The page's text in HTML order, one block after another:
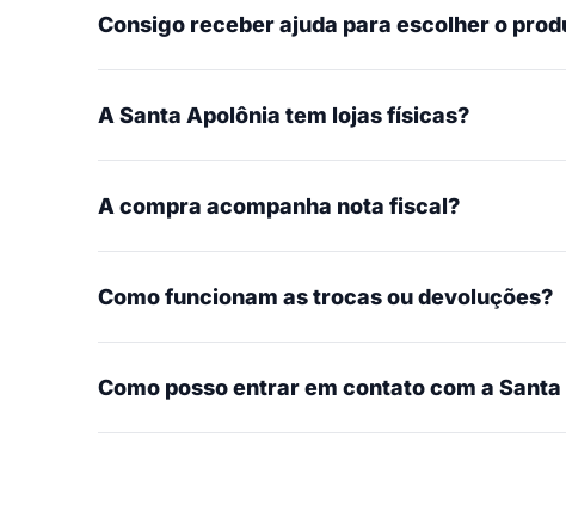
Consigo receber ajuda para escolher o
A Santa Apolônia tem lojas físicas?
A compra acompanha nota fiscal?
Como funcionam as trocas ou devoluções?
Como posso entrar em contato com a